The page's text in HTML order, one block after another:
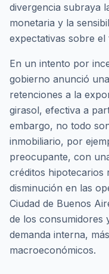
divergencia subraya
monetaria y la
expectativas sobre
En un intento por
gobierno anunció
retenciones a la
girasol, efectiva a
embargo, no todo
inmobiliario, por
preocupante, con
créditos hipotecarios
disminución en las
Ciudad de Buenos
de los consumidores
demanda interna,
macroeconómicos.